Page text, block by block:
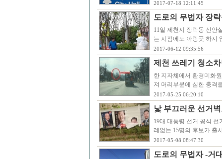
2017-07-18 12:11:45
도로의 무법자 장
11일 제천시 장락동 신안
는 시점에도 아랑곳 하지
2017-06-12 09:35:56
제천 쓰레기 청소
한 지자체에서 환경미화
져 머리부분에 심한 충격
2017-05-25 06:20:10
낯 부끄러운 선거
19대 대통령 선거 공식
례없는 15명의 후보가 출
2017-05-08 08:47:30
도로의 무법자 -거